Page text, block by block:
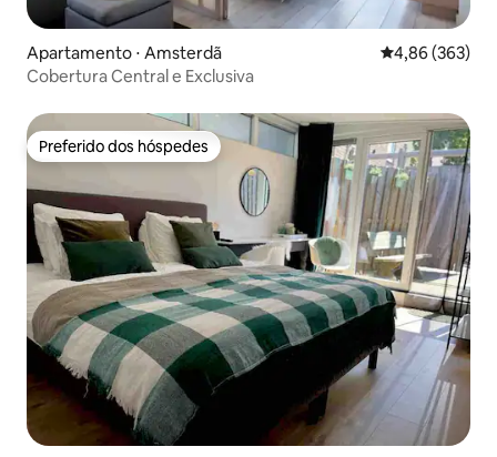
Apartamento ⋅ Amsterdã 4,86 de uma
4,86 (363)
Cobertura Central e Exclusiva
Preferido dos hóspedes
Preferido dos hóspedes